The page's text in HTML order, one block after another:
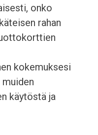
onko
rahan
kokemuksesi
muiden
käytöstä ja